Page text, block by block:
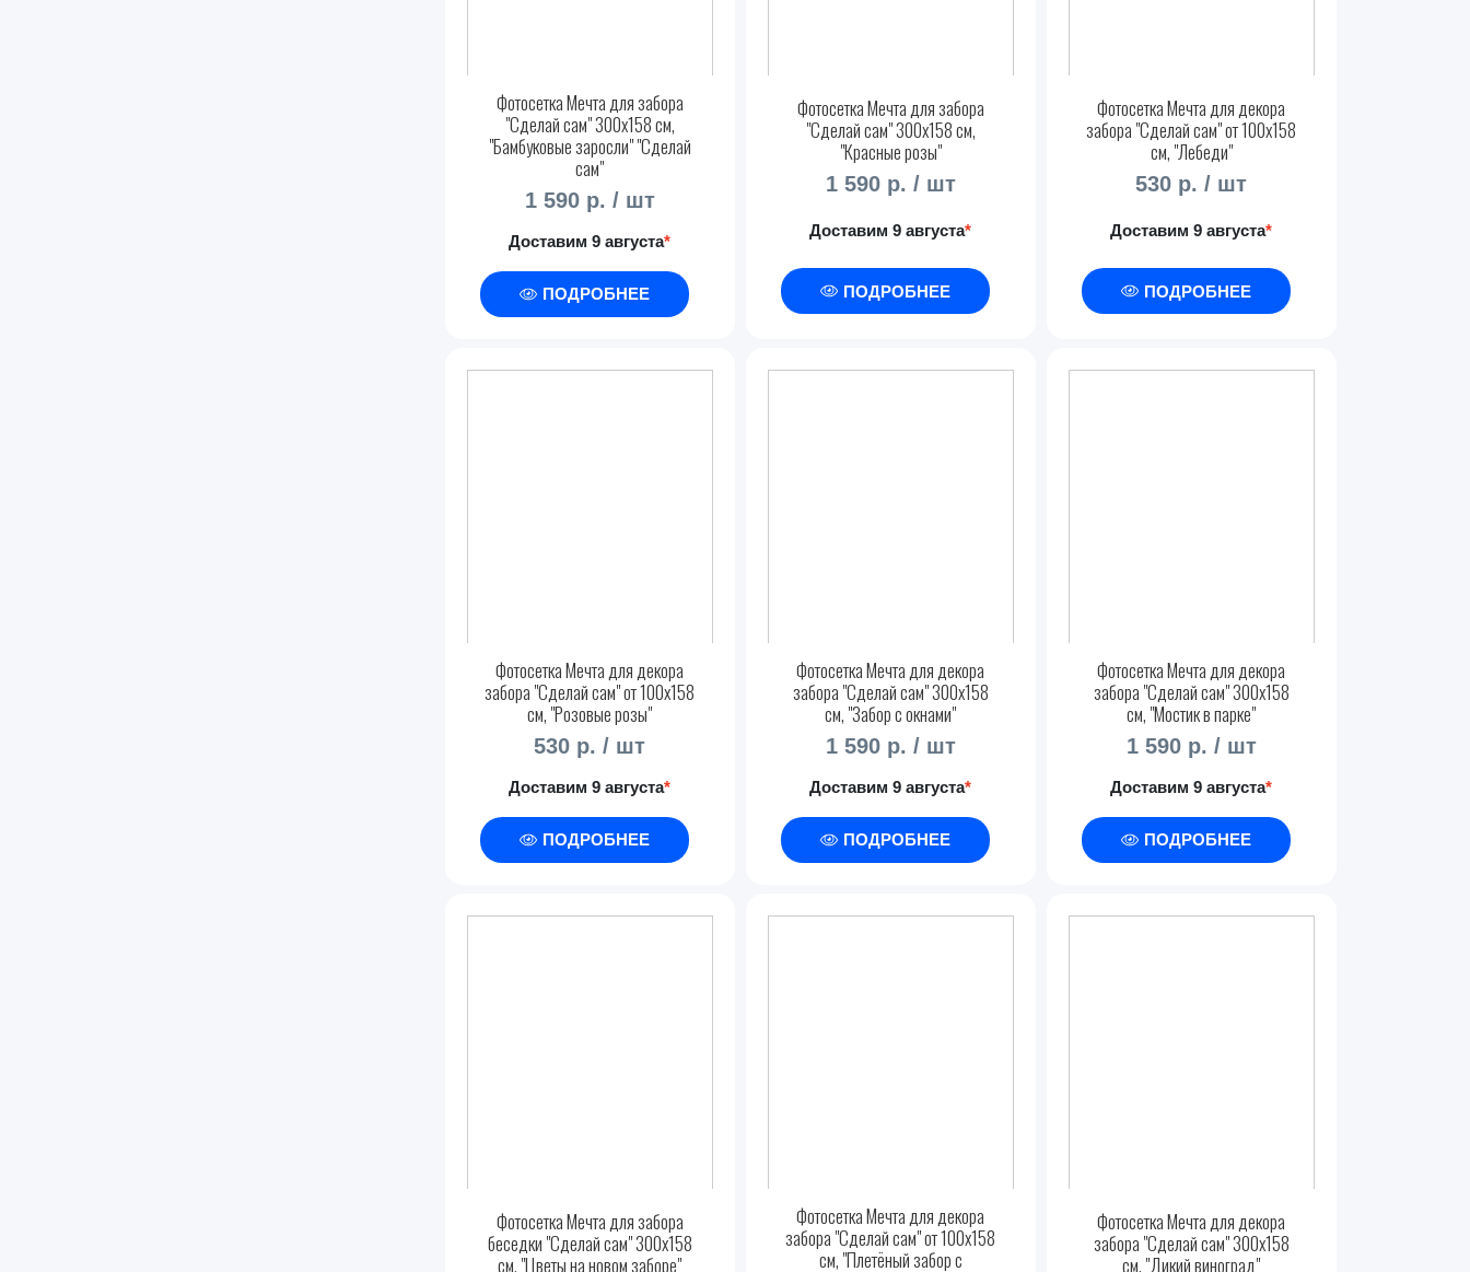
Фотосетка Мечта для забора
"Сделай сам" 300x158 см,
"Бамбуковые заросли" "Сделай
сам"
1 590 р. / шт
Доставим 9 августа*
ПОДРОБНЕЕ
Фотосетка Мечта для забора
"Сделай сам" 300x158 см,
"Красные розы"
1 590 р. / шт
Доставим 9 августа*
ПОДРОБНЕЕ
Фотосетка Мечта для декора
забора "Сделай сам" от 100x158
см, "Лебеди"
530 р. / шт
Доставим 9 августа*
ПОДРОБНЕЕ
Фотосетка Мечта для декора
забора "Сделай сам" от 100x158
см, "Розовые розы"
530 р. / шт
Доставим 9 августа*
ПОДРОБНЕЕ
Фотосетка Мечта для декора
забора "Сделай сам" 300x158
см, "Забор с окнами"
1 590 р. / шт
Доставим 9 августа*
ПОДРОБНЕЕ
Фотосетка Мечта для декора
забора "Сделай сам" 300x158
см, "Мостик в парке"
1 590 р. / шт
Доставим 9 августа*
ПОДРОБНЕЕ
Фотосетка Мечта для забора
беседки "Сделай сам" 300x158
см, "Цветы на новом заборе"
Фотосетка Мечта для декора
забора "Сделай сам" от 100x158
см, "Плетёный забор с
Фотосетка Мечта для декора
забора "Сделай сам" 300x158
см, "Дикий виноград"